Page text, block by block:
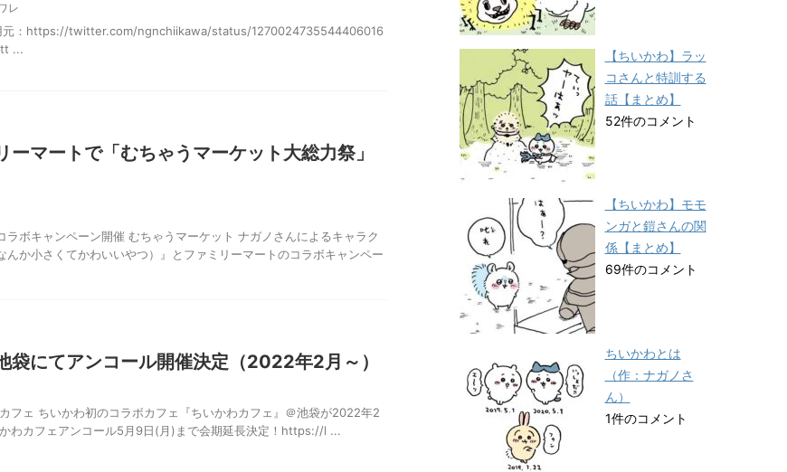
レ
元：https://twitter.com/ngnchiikawa/status/1270024735544406016
...
ーマートで「むちゃうマーケット大総力祭」
ラボキャンペーン開催 むちゃうマーケット ナガノさんによるキャラク
んか小さくてかわいいやつ）』とファミリーマートのコラボキャンペー
袋にてアンコール開催決定（2022年2月～）
フェ ちいかわ初のコラボカフェ『ちいかわカフェ』＠池袋が2022年2
わカフェアンコール5月9日(月)まで会期延長決定！https://l ...
【ちいかわ】ラッ
コさんと特訓する
話【まとめ】
52件のコメント
【ちいかわ】モモ
ンガと鎧さんの関
係【まとめ】
69件のコメント
ちいかわとは
（作：ナガノさ
ん）
1件のコメント